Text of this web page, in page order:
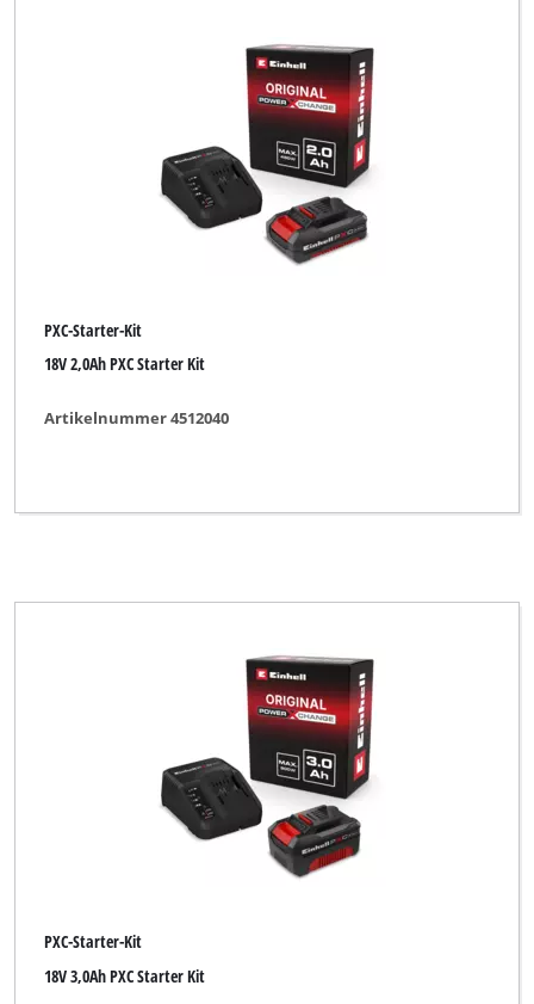
PXC-Starter-Kit
18V 2,0Ah PXC Starter Kit
Artikelnummer 4512040
PXC-Starter-Kit
18V 3,0Ah PXC Starter Kit